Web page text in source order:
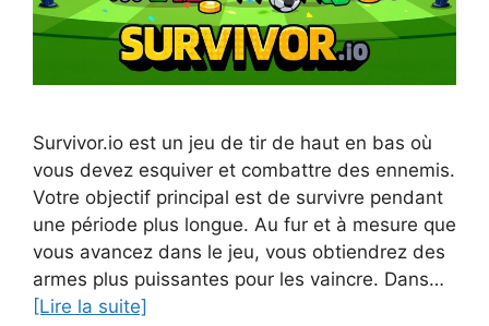
Survivor.io est un jeu de tir de haut en bas où
vous devez esquiver et combattre des ennemis.
Votre objectif principal est de survivre pendant
une période plus longue. Au fur et à mesure que
vous avancez dans le jeu, vous obtiendrez des
armes plus puissantes pour les vaincre. Dans…
[Lire la suite]